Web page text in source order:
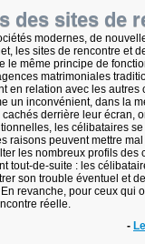
des sites de
modernes, de
les sites de rencontre et
même principe de
matrimoniales
en relation avec les
un inconvénient, dans la
derrière leur écran,
les célibataires
peuvent mettre
les nombreux profils
tout-de-suite : les
son trouble éventuel et
revanche, pour ceux
réelle.
-